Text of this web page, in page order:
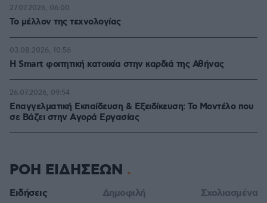
Το μέλλον της τεχνολογίας
27.07.2026, 06:00
Η Smart φοιτητική κατοικία στην καρδιά της Αθήνας
03.08.2026, 10:56
Επαγγελματική Εκπαίδευση & Εξειδίκευση: Το Mοντέλο που
σε Bάζει στην Aγορά Eργασίας
26.07.2026, 09:54
ΡΟΗ ΕΙΔΗΣΕΩΝ
Ειδήσεις Δημοφιλή Σχολιασμένα